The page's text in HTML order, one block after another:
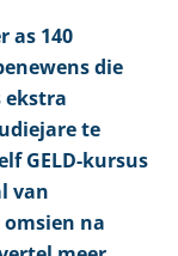
as 140
die
ekstra
te
GELD-kursus
van
na